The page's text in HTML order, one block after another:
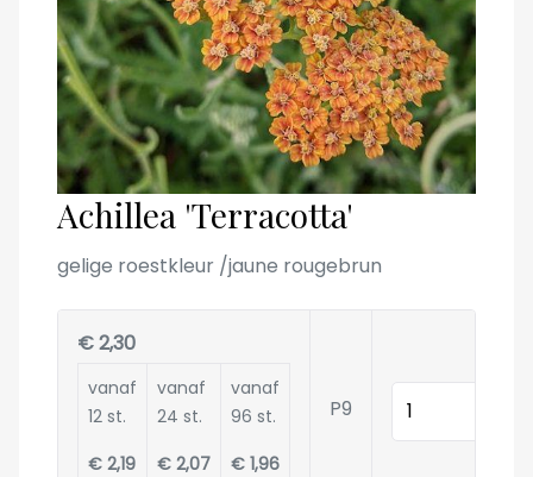
Achillea 'Terracotta'
gelige roestkleur /jaune rougebrun
€ 2,30
vanaf
12 st.
€ 2,19
vanaf
24 st.
€ 2,07
vanaf
96 st.
€ 1,96
P9